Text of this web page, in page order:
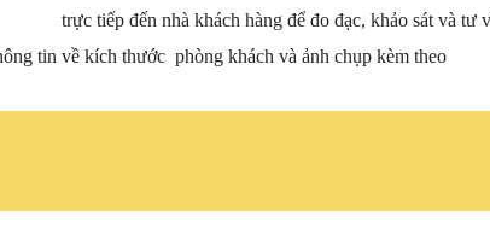
trực tiếp đến nhà khách hàng để đo đạc, khảo sát và tư
tin về kích thước phòng khách và ảnh chụp kèm theo